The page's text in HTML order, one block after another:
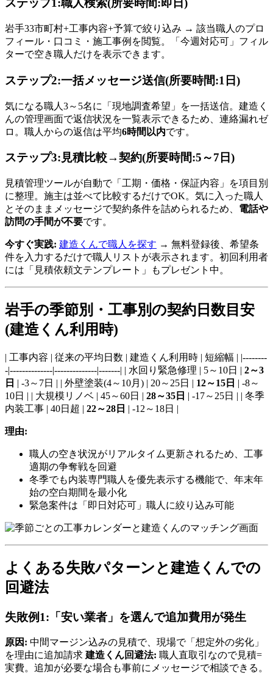
ステップ1:職人検索(所要時間:即日)
岩手33市町村+工事内容+予算で絞り込み → 該当職人のプロ
フィール・口コミ・施工事例を閲覧。「今週対応可」フィル
ターで空き職人だけを表示できます。
ステップ2:一括メッセージ送信(所要時間:1日)
気になる職人3～5名に「現地調査希望」を一括送信。建造く
んの管理画面で返信状況を一覧表示できるため、連絡漏れゼ
ロ。職人からの返信は平均6時間以内です。
ステップ3:見積比較→契約(所要時間:5～7日)
見積管理ツールが自動で「工期・価格・保証内容」を項目別
に整理。施主は並べて比較するだけでOK。気に入った職人
とそのままメッセージで契約条件を詰められるため、 電話や
訪問の手間が不要です。
今すぐ実践: 建造くんで職人を探す → 無料登録後、希望条
件を入力するだけで職人リストが表示されます。初回利用者
には「見積依頼文テンプレート」もプレゼント中。
岩手の季節別・工事別の契約日数目安
(建造くん利用時)
| 工事内容 | 従来の平均日数 | 建造くん利用時 | 短縮幅 | |--------
-|--------------|--------------|-------| | 水回り緊急修理 | 5～10日 | 2～3
日 | -3～7日 | | 外壁塗装(4～10月) | 20～25日 | 12～15日 | -8～
10日 | | 大規模リノベ | 45～60日 | 28～35日 | -17～25日 | | 冬季
内装工事 | 40日超 | 22～28日 | -12～18日 |
理由:
職人の空き状況がリアルタイム更新されるため、工事
適期の争奪戦を回避
冬季でも内装専門職人を優先表示する機能で、年末年
始の空白期間を最小化
緊急案件は「即日対応可」職人に絞り込み可能
よくある失敗パターンと建造くんでの
回避法
失敗例1:「安い業者」を選んで追加費用が発生
原因: 中間マージン込みの見積で、現場で「想定外の劣化」
を理由に追加請求 建造くん回避法: 職人直取引なので見積=
実費。追加が必要な場合も事前にメッセージで相談できる。